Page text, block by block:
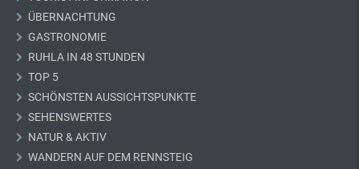
ÜBERNACHTUNG
GASTRONOMIE
RUHLA IN 48 STUNDEN
TOP 5
SCHÖNSTEN AUSSICHTSPUNKTE
SEHENSWERTES
NATUR & AKTIV
WANDERN AUF DEM RENNSTEIG